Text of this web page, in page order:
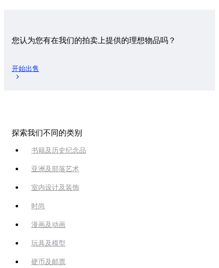
您认为您有在我们的拍卖上提供的理想物品吗？
开始出售
探索我们不同的类别
书籍及历史纪念品
亚洲及部落艺术
室内设计及装饰
时尚
漫画及动画
玩具及模型
硬币及邮票